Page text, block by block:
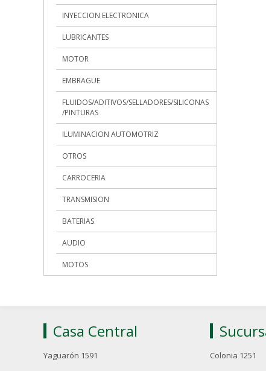
INYECCION ELECTRONICA
LUBRICANTES
MOTOR
EMBRAGUE
FLUIDOS/ADITIVOS/SELLADORES/SILICONAS
/PINTURAS
ILUMINACION AUTOMOTRIZ
OTROS
CARROCERIA
TRANSMISION
BATERIAS
AUDIO
MOTOS
Casa Central
Yaguarón 1591
Colonia 1251